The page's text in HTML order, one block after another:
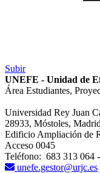
Subir
UNEFE - Unidad de
Área Estudiantes,
Universidad Rey Juan
28933, Móstoles,
Edificio Ampliación de
Acceso 0045
Teléfono: 683 313 064
unefe.gestor@urjc.es